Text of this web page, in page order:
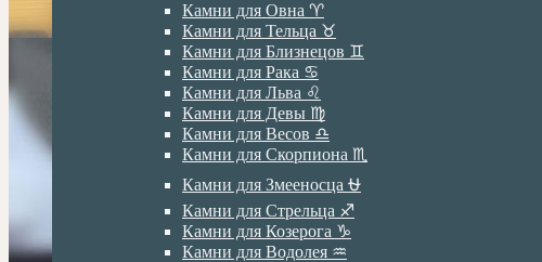
Камни для Овна ♈️
Камни для Тельца ♉️
Камни для Близнецов ♊️
Камни для Рака ♋️
Камни для Льва ♌️
Камни для Девы ♍️
Камни для Весов ♎️
Камни для Скорпиона ♏️
Камни для Змееносца ⛎
Камни для Стрельца ♐️
Камни для Козерога ♑️
Камни для Водолея ♒️